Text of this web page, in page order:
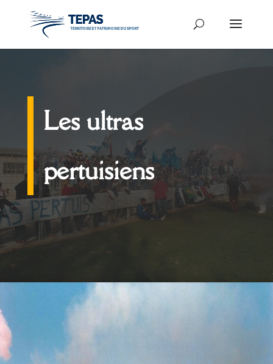
Les ultras
pertuisiens